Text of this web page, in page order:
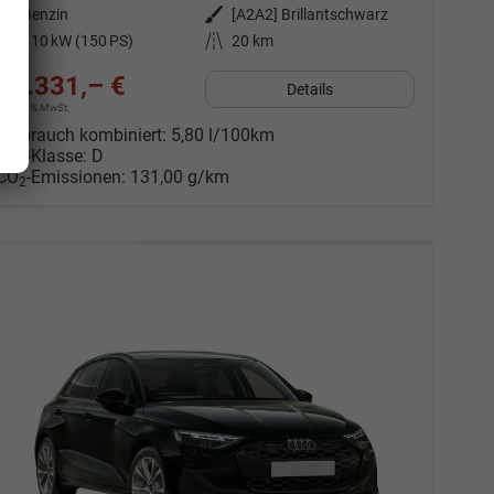
Benzin Außenfarbe
[A2A2] Brillantschwarz
110 kW (150 PS) Kilometerstand 20 km
33.331,– €
incl. 19% MwSt.
Details
Verbrauch kombiniert: 5,80 l/100km
-Klasse: D
2-Emissionen: 131,00 g/km